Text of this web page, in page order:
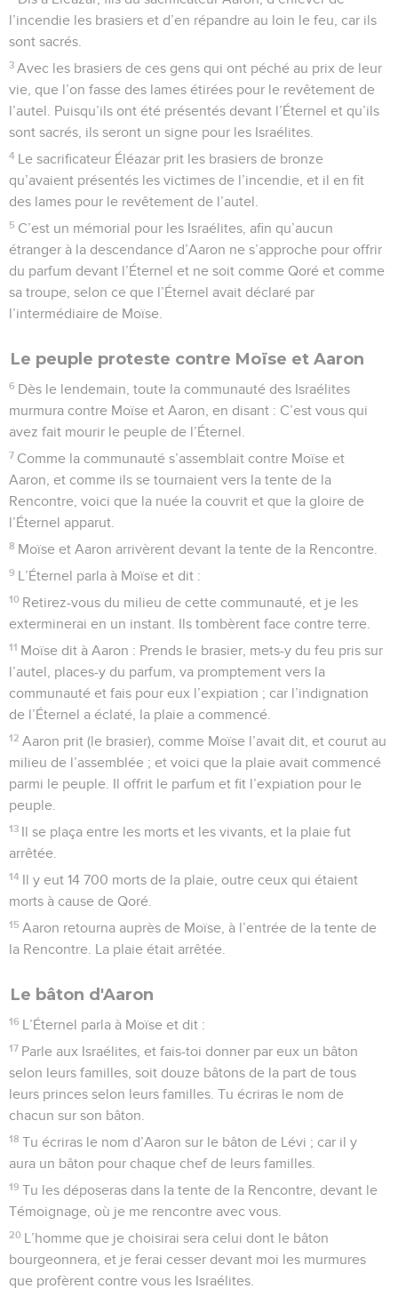
l’incendie les brasiers et d’en répandre au loin le feu, car ils
sont sacrés.
3 Avec les brasiers de ces gens qui ont péché au prix de leur
vie, que l’on fasse des lames étirées pour le revêtement de
l’autel. Puisqu’ils ont été présentés devant l’Éternel et qu’ils
sont sacrés, ils seront un signe pour les Israélites.
4 Le sacrificateur Éléazar prit les brasiers de bronze
qu’avaient présentés les victimes de l’incendie, et il en fit
des lames pour le revêtement de l’autel.
5 C’est un mémorial pour les Israélites, afin qu’aucun
étranger à la descendance d’Aaron ne s’approche pour offrir
du parfum devant l’Éternel et ne soit comme Qoré et comme
sa troupe, selon ce que l’Éternel avait déclaré par
l’intermédiaire de Moïse.
Le peuple proteste contre Moïse et Aaron
6 Dès le lendemain, toute la communauté des Israélites
murmura contre Moïse et Aaron, en disant : C’est vous qui
avez fait mourir le peuple de l’Éternel.
7 Comme la communauté s’assemblait contre Moïse et
Aaron, et comme ils se tournaient vers la tente de la
Rencontre, voici que la nuée la couvrit et que la gloire de
l’Éternel apparut.
8 Moïse et Aaron arrivèrent devant la tente de la Rencontre.
9 L’Éternel parla à Moïse et dit :
10 Retirez-vous du milieu de cette communauté, et je les
exterminerai en un instant. Ils tombèrent face contre terre.
11 Moïse dit à Aaron : Prends le brasier, mets-y du feu pris sur
l’autel, places-y du parfum, va promptement vers la
communauté et fais pour eux l’expiation ; car l’indignation
de l’Éternel a éclaté, la plaie a commencé.
12 Aaron prit (le brasier), comme Moïse l’avait dit, et courut au
milieu de l’assemblée ; et voici que la plaie avait commencé
parmi le peuple. Il offrit le parfum et fit l’expiation pour le
peuple.
13 Il se plaça entre les morts et les vivants, et la plaie fut
arrêtée.
14 Il y eut 14 700 morts de la plaie, outre ceux qui étaient
morts à cause de Qoré.
15 Aaron retourna auprès de Moïse, à l’entrée de la tente de
la Rencontre. La plaie était arrêtée.
Le bâton d'Aaron
16 L’Éternel parla à Moïse et dit :
17 Parle aux Israélites, et fais-toi donner par eux un bâton
selon leurs familles, soit douze bâtons de la part de tous
leurs princes selon leurs familles. Tu écriras le nom de
chacun sur son bâton.
18 Tu écriras le nom d’Aaron sur le bâton de Lévi ; car il y
aura un bâton pour chaque chef de leurs familles.
19 Tu les déposeras dans la tente de la Rencontre, devant le
Témoignage, où je me rencontre avec vous.
20 L’homme que je choisirai sera celui dont le bâton
bourgeonnera, et je ferai cesser devant moi les murmures
que profèrent contre vous les Israélites.